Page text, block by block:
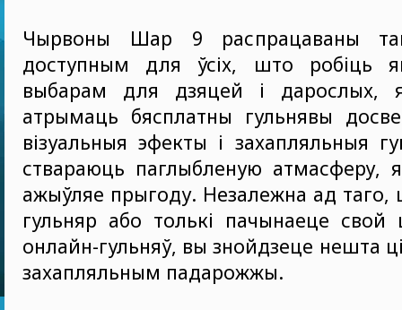
Чырвоны Шар 9 распрацаваны
доступным для ўсіх, што робіць
выбарам для дзяцей і дарослых,
атрымаць бясплатны гульнявы
візуальныя эфекты і захапляльныя
ствараюць паглыбленую атмасферу,
ажыўляе прыгоду. Незалежна ад таго,
гульняр або толькі пачынаеце
онлайн-гульняў, вы знойдзеце нешта
захапляльным падарожжы.